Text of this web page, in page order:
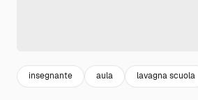
insegnante aula lavagna scuola